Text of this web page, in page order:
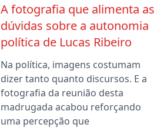
A fotografia que alimenta as
dúvidas sobre a autonomia
política de Lucas Ribeiro
Na política, imagens costumam
dizer tanto quanto discursos. E a
fotografia da reunião desta
madrugada acabou reforçando
uma percepção que